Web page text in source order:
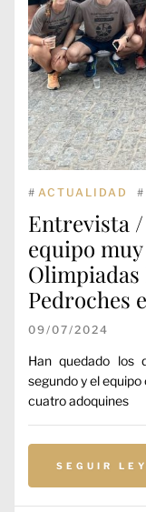
# ACTUALIDAD #
Entrevista /
equipo
Olimpiadas
Pedroches
09/07/2024
Han quedado los
segundo y el
cuatro adoquines
SEGUIR